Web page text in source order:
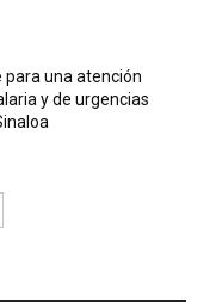
para una atención
y de urgencias